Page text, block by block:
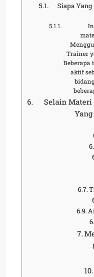
Siapa
Trainer
Beberapa
aktif
Selain Materi